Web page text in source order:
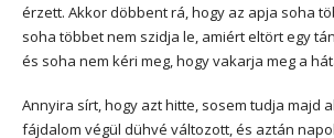
érzett. Akkor döbbent rá, hogy az apja soha
soha többet nem szidja le, amiért eltört egy
és soha nem kéri meg, hogy vakarja meg a
Annyira sírt, hogy azt hitte, sosem tudja majd
fájdalom végül dühvé változott, és aztán